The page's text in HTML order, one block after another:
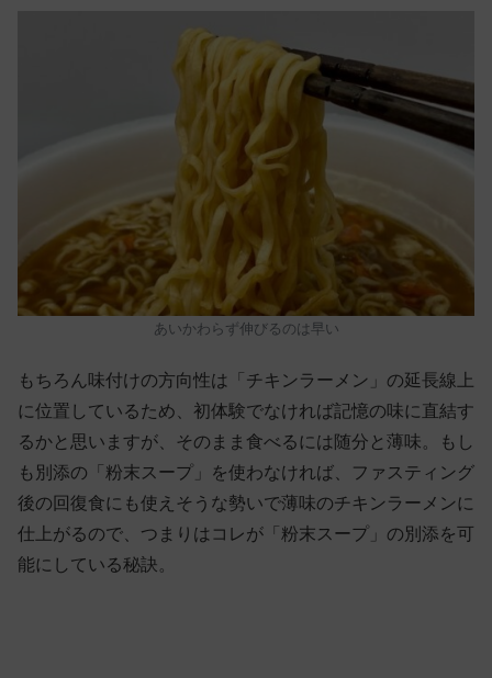
あいかわらず伸びるのは早い
もちろん味付けの方向性は「チキンラーメン」の延長線上
に位置しているため、初体験でなければ記憶の味に直結す
るかと思いますが、そのまま食べるには随分と薄味。もし
も別添の「粉末スープ」を使わなければ、ファスティング
後の回復食にも使えそうな勢いで薄味のチキンラーメンに
仕上がるので、つまりはコレが「粉末スープ」の別添を可
能にしている秘訣。